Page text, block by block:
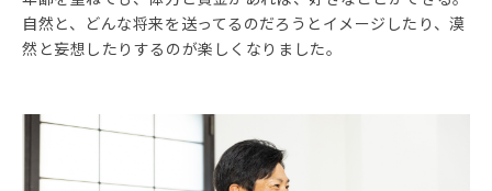
自然と、どんな将来を送ってるのだろうとイメージしたり、漠
然と妄想したりするのが楽しくなりました。